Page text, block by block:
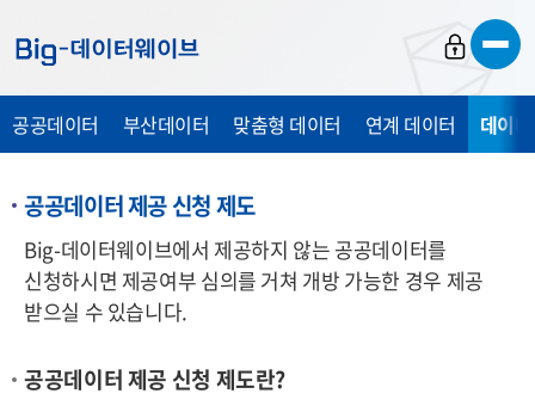
가
가
가
공공데이터 부산데이터 맞춤형 데이터 연계 데이터 데이
공공데이터 제공 신청 제도
Big-데이터웨이브에서 제공하지 않는 공공데이터를
신청하시면 제공여부 심의를 거쳐 개방 가능한 경우 제공
받으실 수 있습니다.
공공데이터 제공 신청 제도란?